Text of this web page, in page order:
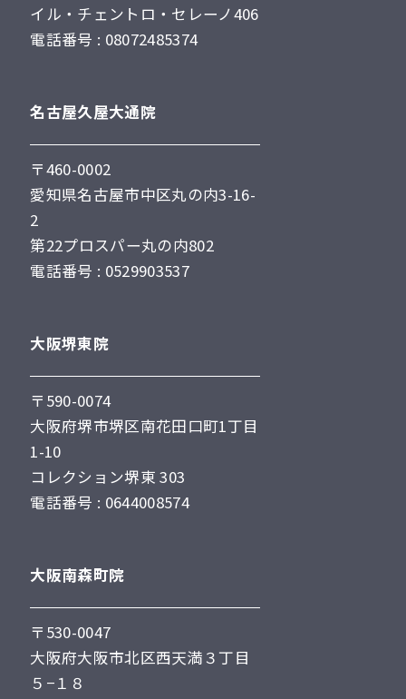
イル・チェントロ・セレーノ406
電話番号 : 08072485374
名古屋久屋大通院
〒460-0002
愛知県名古屋市中区丸の内3-16-
2
第22プロスパー丸の内802
電話番号 : 0529903537
大阪堺東院
〒590-0074
大阪府堺市堺区南花田口町1丁目
1-10
コレクション堺東 303
電話番号 : 0644008574
大阪南森町院
〒530-0047
大阪府大阪市北区西天満３丁目
５−１８